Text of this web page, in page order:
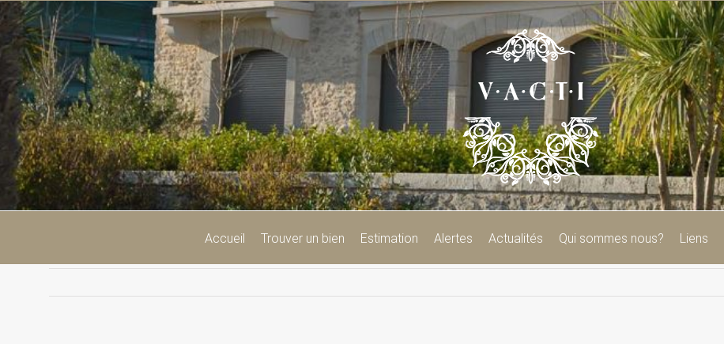
Passer
au
contenu
Accueil Trouver un bien Estimation Alertes Actualités Qui sommes nous? Liens